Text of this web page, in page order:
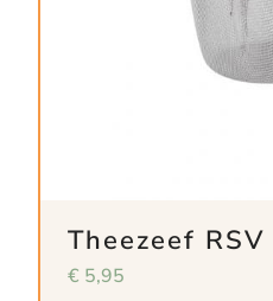
Theezeef
€ 5,95